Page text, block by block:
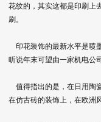
花纹的，其实这都是印刷上
刷。
印花装饰的最新水平是喷
听说年末可望由一家机电公
值得指出的是，在日用陶
在仿古砖的装饰上，在欧洲